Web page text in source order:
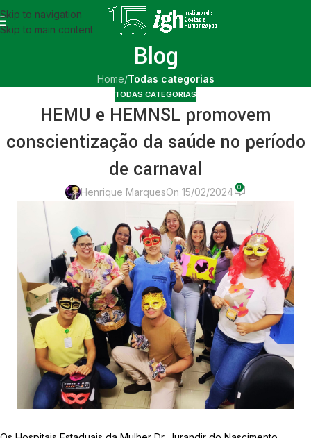
Skip to navigation
Skip to main content
Blog
Home/Todas categorias
TODAS CATEGORIAS
HEMU e HEMNSL promovem
conscientização da saúde no período
de carnaval
Henrique MarquesOn 15/02/2024 0